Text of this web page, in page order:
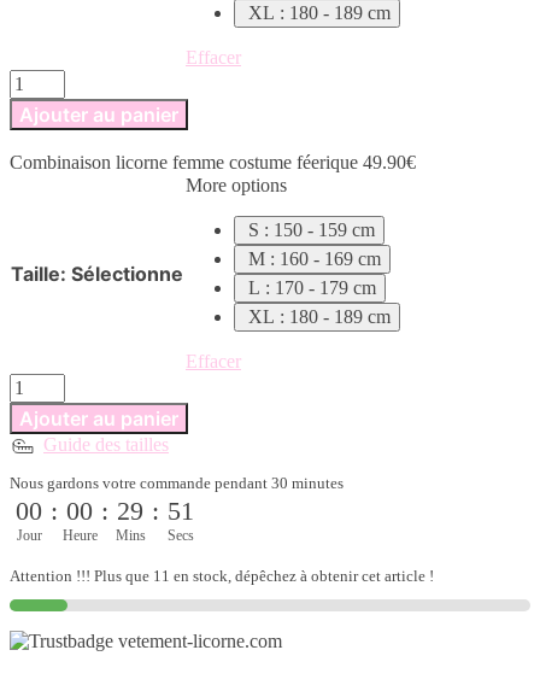
XL : 180 - 189 cm
Effacer
quantité
de
Combinaison
femme
Ajouter au panier
Combinaison licorne femme costume féerique 49.90€
Taille: Sélectionne
More options
S : 150 - 159 cm
M : 160 - 169 cm
L : 170 - 179 cm
XL : 180 - 189 cm
Effacer
quantité
de
Combinaison
licorne
costume
féerique
Ajouter au panier
Guide des tailles
Nous gardons votre commande pendant 30 minutes
00
Jour
: 00
Heure
: 29
Mins
: 50
Secs
Attention !!! Plus que 11 en stock, dépêchez à obtenir cet article !